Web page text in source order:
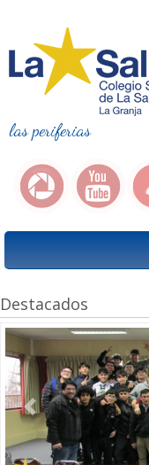
las periferias
Destacados
Anterior